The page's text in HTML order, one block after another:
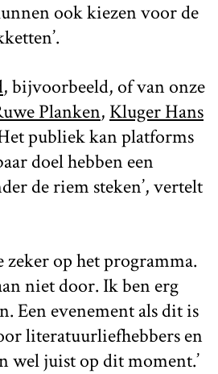
ook kiezen voor de
, bijvoorbeeld, of van onze
Planken, Kluger Hans
publiek kan platforms
doel hebben een
de riem steken’, vertelt
op het programma.
niet door. Ik ben erg
Een evenement als dit is
literatuurliefhebbers en
wel juist op dit moment.’